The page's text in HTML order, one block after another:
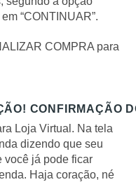
“CONTINUAR”.
COMPRA para
CONFIRMAÇÃO
Loja Virtual. Na tela
dizendo que seu
você já pode ficar
Haja coração, né